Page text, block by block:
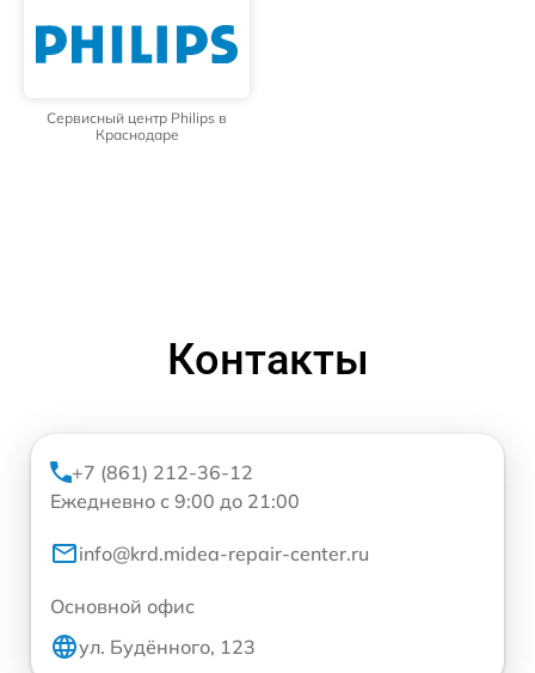
Сервисный центр Philips в
Краснодаре
Контакты
+7 (861) 212-36-12
Ежедневно с 9:00 до 21:00
info@krd.midea-repair-center.ru
Основной офис
ул. Будённого, 123